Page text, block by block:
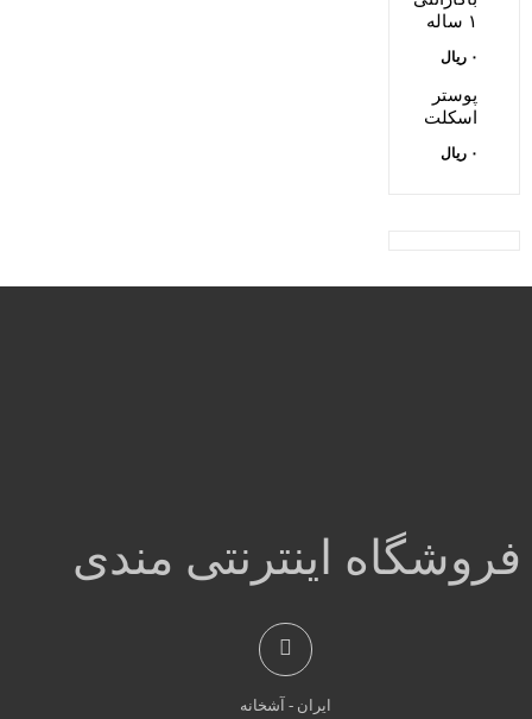
۱ ساله
۰ ریال
پوستر
اسکلت
۰ ریال
فروشگاه اینترنتی مندی
ایران - آشخانه